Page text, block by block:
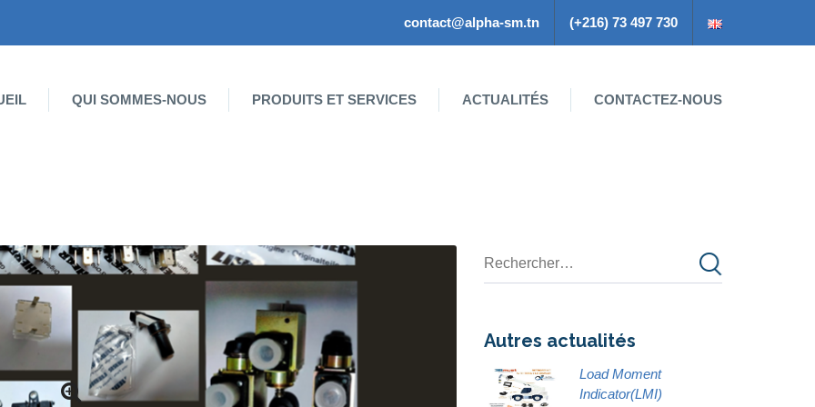
contact@alpha-sm.tn (+216) 73 497 730
QUI SOMMES-NOUS PRODUITS ET SERVICES ACTUALITÉS CONTACTEZ-NOUS
Autres actualités
Load Moment
Indicator(LMI)